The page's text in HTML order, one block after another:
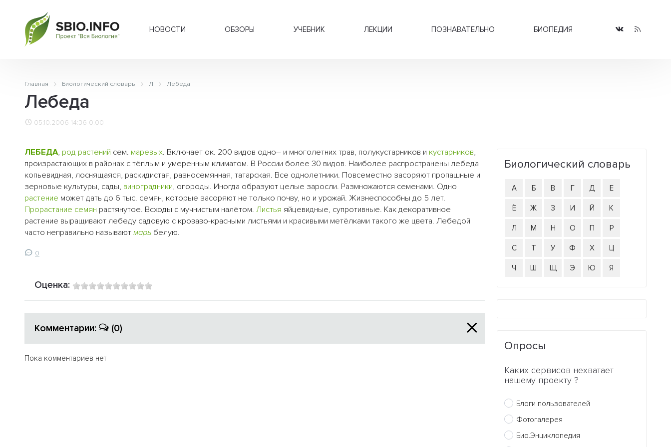
НОВОСТИ ОБЗОРЫ УЧЕБНИК ЛЕКЦИИ ПОЗНАВАТЕЛЬНО БИОПЕДИЯ
Главная Биологический словарь Л Лебеда
Лебеда
05.10.2006 14:36 0.00
ЛЕБЕДА, род растений сем. маревых. Включает ок. 200 видов одно– и многолетних трав, полукустарников и кустарников,
произрастающих в районах с тёплым и умеренным климатом. В России более 30 видов. Наиболее распространены лебеда
копьевидная, лоснящаяся, раскидистая, разносемянная, татарская. Все однолетники. Повсеместно засоряют пропашные и
зерновые культуры, сады, виноградники, огороды. Иногда образуют целые заросли. Размножаются семенами. Одно
растение может дать до 6 тыс. семян, которые засоряют не только почву, но и урожай. Жизнеспособны до 5 лет.
Прорастание семян растянутое. Всходы с мучнистым налётом. Листья яйцевидные, супротивные. Как декоративное
растение выращивают лебеду садовую с кроваво-красными листьями и красивыми метёлками такого же цвета. Лебедой
часто неправильно называют марь белую.
0
Оценка:
Комментарии: (0)
Пока комментариев нет
Биологический словарь
А Б В Г Д Е
Ё Ж З И Й К
Л М Н О П Р
С Т У Ф Х Ц
Ч Ш Щ Э Ю Я
Опросы
Каких сервисов нехватает
нашему проекту ?
Блоги пользователей
Фотогалерея
Био.Энциклопедия